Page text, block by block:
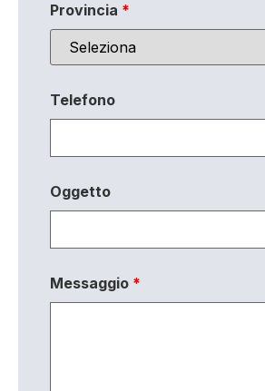
Provincia *
Telefono
Oggetto
Messaggio *